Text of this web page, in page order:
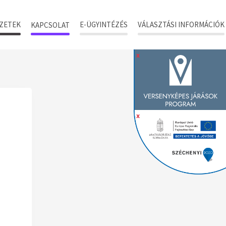
KAPCSOLAT E-ÜGYINTÉZÉS VÁLASZTÁSI INFORMÁCIÓK
x
x